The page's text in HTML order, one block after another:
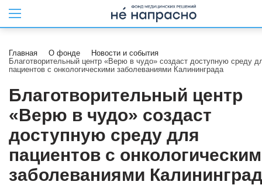
Главная О фонде
Новости и события
Благотворительный центр «Верю в чудо» создаст доступную среду
пациентов с онкологическими заболеваниями Калининграда
Благотворительный центр
«Верю в чудо» создаст
доступную среду для
пациентов с
заболеваниями